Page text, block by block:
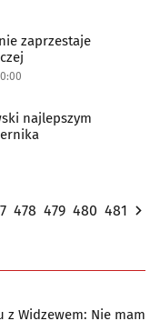
zaprzestaje
najlepszym
478 479 480 481
z Widzewem: Nie mam